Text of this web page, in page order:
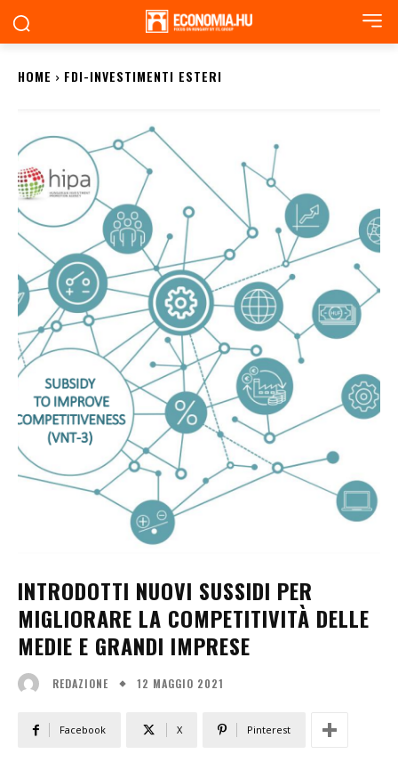
HOME FDI-INVESTIMENTI ESTERI
INTRODOTTI NUOVI SUSSIDI PER
MIGLIORARE LA COMPETITIVITÀ DELLE
MEDIE E GRANDI IMPRESE
REDAZIONE 12 MAGGIO 2021
Facebook X Pinterest